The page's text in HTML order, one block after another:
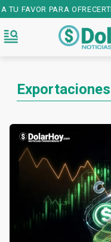
PARA OFRECERTE